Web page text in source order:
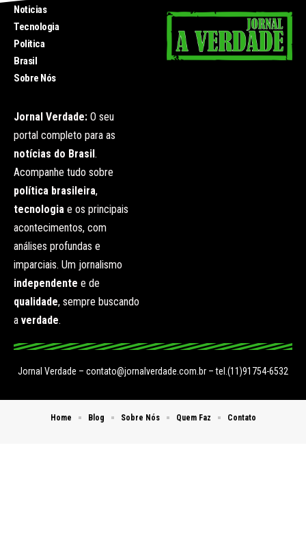
Noticias
Tecnologia
Politica
Brasil
Sobre Nós
Jornal Verdade: O seu
portal completo para as
notícias do Brasil .
Acompanhe tudo sobre
política brasileira,
tecnologia e os principais
acontecimentos, com
análises profundas e
imparciais. Um jornalismo
independente e de
qualidade, sempre buscando
a verdade.
Jornal Verdade – contato@jornalverdade.com.br – tel.(11)91754-6532
Home Blog Sobre Nós Quem Faz Contato